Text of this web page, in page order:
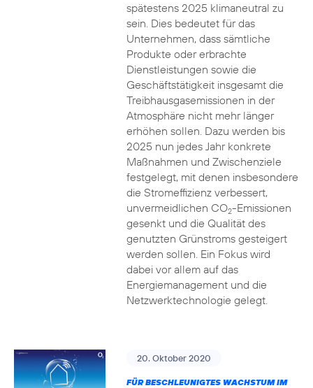
spätestens 2025 klimaneutral zu
sein. Dies bedeutet für das
Unternehmen, dass sämtliche
Produkte oder erbrachte
Dienstleistungen sowie die
Geschäftstätigkeit insgesamt die
Treibhausgasemissionen in der
Atmosphäre nicht mehr länger
erhöhen sollen. Dazu werden bis
2025 nun jedes Jahr konkrete
Maßnahmen und Zwischenziele
festgelegt, mit denen insbesondere
die Stromeffizienz verbessert,
unvermeidlichen CO2-Emissionen
gesenkt und die Qualität des
genutzten Grünstroms gesteigert
werden sollen. Ein Fokus wird
dabei vor allem auf das
Energiemanagement und die
Netzwerktechnologie gelegt.
20. Oktober 2020
FÜR BESCHLEUNIGTES WACHSTUM IM